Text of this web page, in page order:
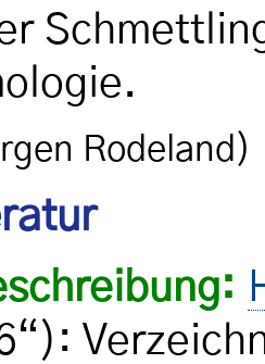
Rodeland)